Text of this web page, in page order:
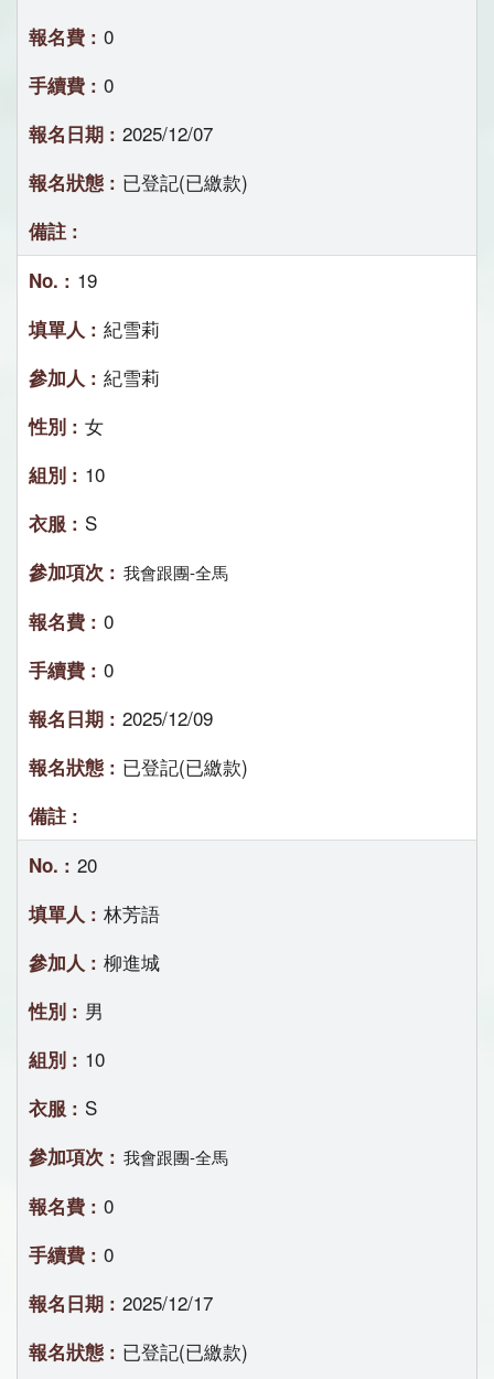
0
0
2025/12/07
已登記(已繳款)
19
紀雪莉
紀雪莉
女
10
S
我會跟團-全馬
0
0
2025/12/09
已登記(已繳款)
20
林芳語
柳進城
男
10
S
我會跟團-全馬
0
0
2025/12/17
已登記(已繳款)